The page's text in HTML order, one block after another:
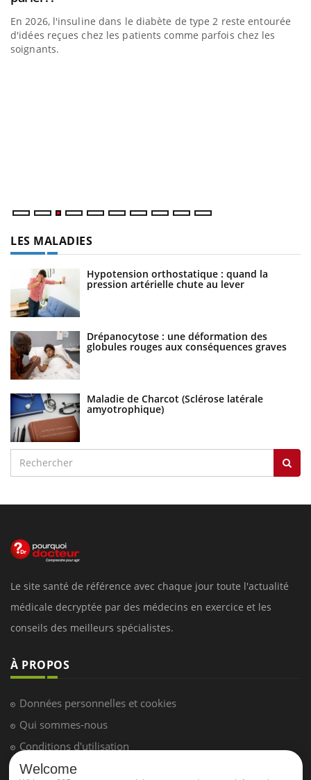
En 2026, l'insuline dans le diabète de type 2 reste entourée
d'idées reçues chez les patients comme parfois chez les
soignants.
LES MALADIES
Hypotension orthostatique : quand la
pression artérielle chute au lever
Drépanocytose : une déformation des
globules rouges aux conséquences graves
Maladie de Charcot (Sclérose latérale
amyotrophique)
Le site santé de référence avec chaque jour toute l'actualité
médicale decryptée par des médecins en exercice et les
conseils des meilleurs spécialistes.
À PROPOS
Données personnelles et cookies
Qui sommes-nous
Conditions d'utilisation
Plan du site
Welcome